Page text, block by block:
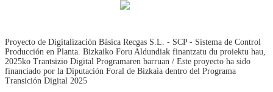
Proyecto de Digitalización Básica Recgas S.L. - SCP - Sistema de Control
Producción en Planta. Bizkaiko Foru Aldundiak finantzatu du proiektu hau,
2025ko Trantsizio Digital Programaren barruan / Este proyecto ha sido
financiado por la Diputación Foral de Bizkaia dentro del Programa
Transición Digital 2025